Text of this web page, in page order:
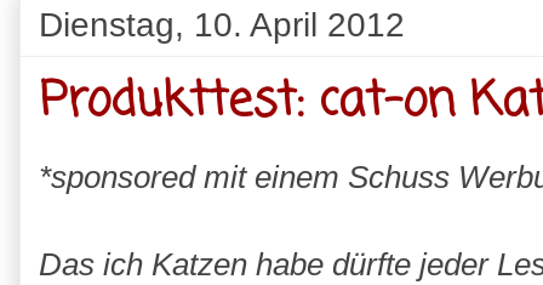
Dienstag, 10. April 2012
Produkttest: cat-on
*sponsored mit einem Schuss
Das ich Katzen habe dürfte jeder